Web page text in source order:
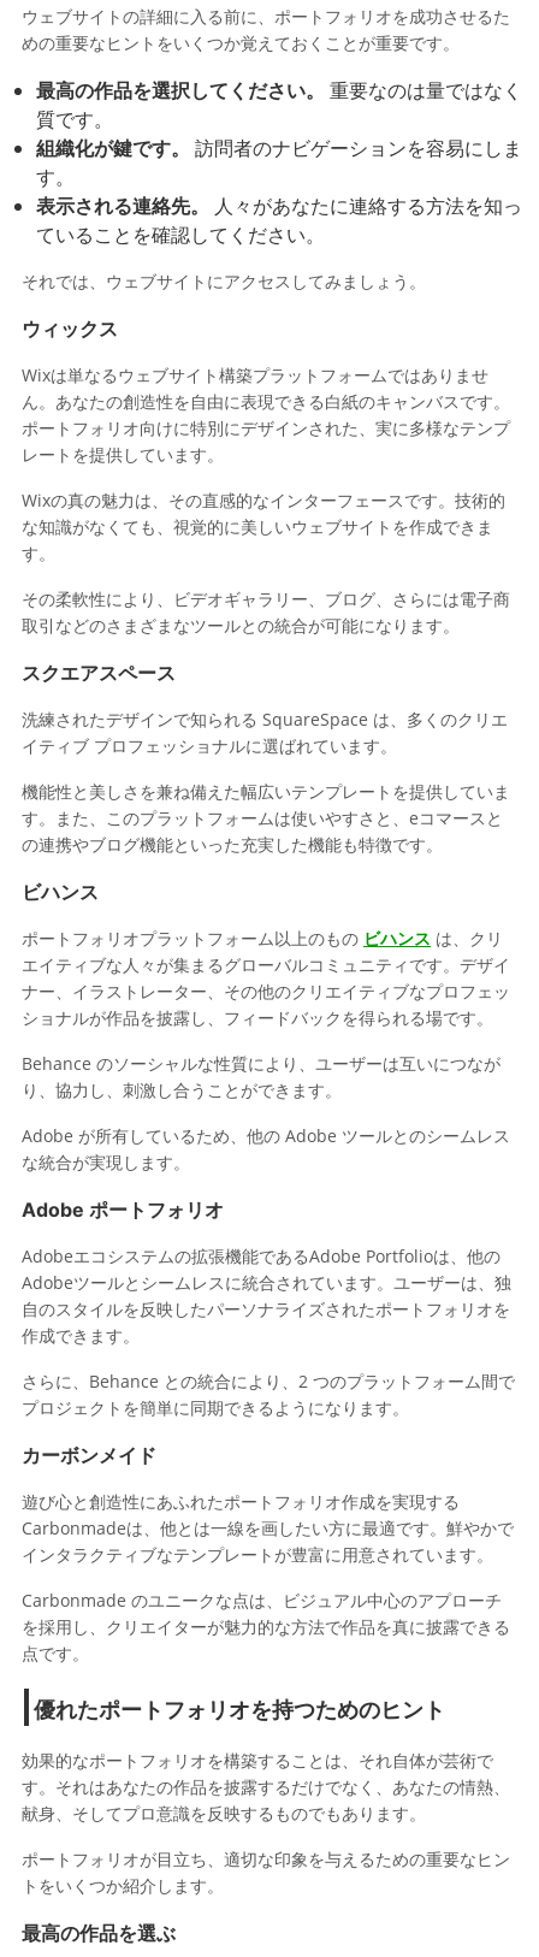
ウェブサイトの詳細に入る前に、ポートフォリオを成功させるた
めの重要なヒントをいくつか覚えておくことが重要です。
最高の作品を選択してください。
重要なのは量ではなく
質です。
組織化が鍵です。
訪問者のナビゲーションを容易にしま
す。
表示される連絡先。
人々があなたに連絡する方法を知っ
ていることを確認してください。
それでは、ウェブサイトにアクセスしてみましょう。
ウィックス
Wixは単なるウェブサイト構築プラットフォームではありませ
ん。あなたの創造性を自由に表現できる白紙のキャンバスです。
ポートフォリオ向けに特別にデザインされた、実に多様なテンプ
レートを提供しています。
Wixの真の魅力は、その直感的なインターフェースです。技術的
な知識がなくても、視覚的に美しいウェブサイトを作成できま
す。
その柔軟性により、ビデオギャラリー、ブログ、さらには電子商
取引などのさまざまなツールとの統合が可能になります。
スクエアスペース
洗練されたデザインで知られる SquareSpace は、多くのクリエ
イティブ プロフェッショナルに選ばれています。
機能性と美しさを兼ね備えた幅広いテンプレートを提供していま
す。また、このプラットフォームは使いやすさと、eコマースと
の連携やブログ機能といった充実した機能も特徴です。
ビハンス
ポートフォリオプラットフォーム以上のもの ビハンス は、クリ
エイティブな人々が集まるグローバルコミュニティです。デザイ
ナー、イラストレーター、その他のクリエイティブなプロフェッ
ショナルが作品を披露し、フィードバックを得られる場です。
Behance のソーシャルな性質により、ユーザーは互いにつなが
り、協力し、刺激し合うことができます。
Adobe が所有しているため、他の Adobe ツールとのシームレス
な統合が実現します。
Adobe ポートフォリオ
Adobeエコシステムの拡張機能であるAdobe Portfolioは、他の
Adobeツールとシームレスに統合されています。ユーザーは、独
自のスタイルを反映したパーソナライズされたポートフォリオを
作成できます。
さらに、Behance との統合により、2 つのプラットフォーム間で
プロジェクトを簡単に同期できるようになります。
カーボンメイド
遊び心と創造性にあふれたポートフォリオ作成を実現する
Carbonmadeは、他とは一線を画したい方に最適です。鮮やかで
インタラクティブなテンプレートが豊富に用意されています。
Carbonmade のユニークな点は、ビジュアル中心のアプローチ
を採用し、クリエイターが魅力的な方法で作品を真に披露できる
点です。
優れたポートフォリオを持つためのヒント
効果的なポートフォリオを構築することは、それ自体が芸術で
す。それはあなたの作品を披露するだけでなく、あなたの情熱、
献身、そしてプロ意識を反映するものでもあります。
ポートフォリオが目立ち、適切な印象を与えるための重要なヒン
トをいくつか紹介します。
最高の作品を選ぶ